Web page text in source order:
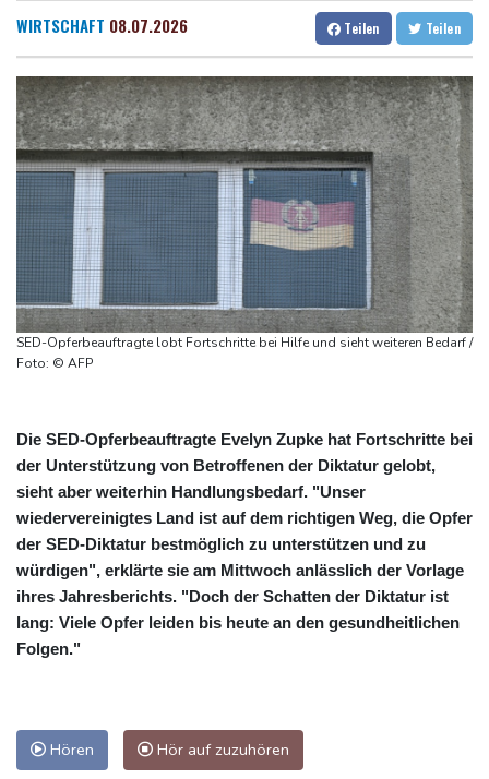
Dresden
28 °C Wien
30 °C
Salzburg
30 °C
Baden-Baden
28 °C
Industrie begrüßt sie
US-Senat bestätigt mit knapper Mehrheit Trumps umstrittenen
Justizminister Blanche
Schwimm-EM: Schmidbauer verliert Titel, Halbisch gewinnt
Bronze
Frankreich: Crémant-Lese in Burgund beginnt wegen Hitzewellen
so früh wie nie
Europas Automarkt wächst, doch der E-Auto-Boom verschärft
den Druck
Klinsmann über Horror-Verletzung: "Ich hatte Glück"
WIRTSCHAFT 08.07.2026 Teilen Teilen
SED-Opferbeauftragte lobt Fortschritte bei Hilfe und sieht weiteren Bedarf /
Foto: © AFP
Die SED-Opferbeauftragte Evelyn Zupke hat Fortschritte bei
der Unterstützung von Betroffenen der Diktatur gelobt,
sieht aber weiterhin Handlungsbedarf. "Unser
wiedervereinigtes Land ist auf dem richtigen Weg, die Opfer
der SED-Diktatur bestmöglich zu unterstützen und zu
würdigen", erklärte sie am Mittwoch anlässlich der Vorlage
ihres Jahresberichts. "Doch der Schatten der Diktatur ist
lang: Viele Opfer leiden bis heute an den gesundheitlichen
Folgen."
Hören Hör auf zuzuhören